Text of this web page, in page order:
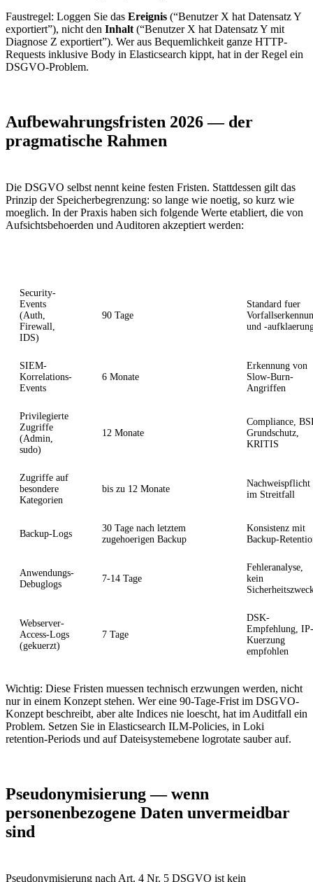
Faustregel: Loggen Sie das Ereignis (“Benutzer X hat Datensatz Y
exportiert”), nicht den Inhalt (“Benutzer X hat Datensatz Y mit
Diagnose Z exportiert”). Wer aus Bequemlichkeit ganze HTTP-
Requests inklusive Body in Elasticsearch kippt, hat in der Regel ein
DSGVO-Problem.
Aufbewahrungsfristen 2026 — der
pragmatische Rahmen
Die DSGVO selbst nennt keine festen Fristen. Stattdessen gilt das
Prinzip der Speicherbegrenzung: so lange wie noetig, so kurz wie
moeglich. In der Praxis haben sich folgende Werte etabliert, die von
Aufsichtsbehoerden und Auditoren akzeptiert werden:
Security-
Events
(Auth,
Firewall,
IDS)
90 Tage
Standard fuer
und -
SIEM-
Korrelations-
Events
6 Monate
Erkennung von
Slow-Burn-
Angriffen
Privilegierte
Zugriffe
(Admin,
sudo)
12 Monate
Compliance,
Grundschutz,
KRITIS
Zugriffe auf
besondere
Kategorien
bis zu 12 Monate
Nachweispflicht
im Streitfall
Backup-Logs
30 Tage nach letztem
zugehoerigen Backup
Konsistenz mit
Backup-
Anwendungs-
Debuglogs
7-14 Tage
Fehleranalyse,
kein
Webserver-
Access-Logs
(gekuerzt)
7 Tage
DSK-
Empfehlung, IP-
Kuerzung
empfohlen
Wichtig: Diese Fristen muessen technisch erzwungen werden, nicht
nur in einem Konzept stehen. Wer eine 90-Tage-Frist im DSGVO-
Konzept beschreibt, aber alte Indices nie loescht, hat im Auditfall ein
Problem. Setzen Sie in Elasticsearch ILM-Policies, in Loki
retention-Periods und auf Dateisystemebene logrotate sauber auf.
Pseudonymisierung — wenn
personenbezogene Daten unvermeidbar
sind
Pseudonymisierung nach Art. 4 Nr. 5 DSGVO ist kein